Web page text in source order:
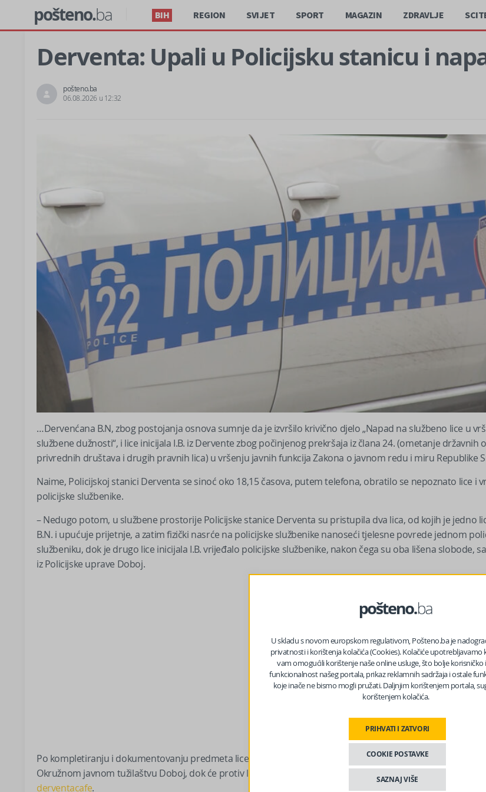
pošteno.ba BIH REGION SVIJET SPORT MAGAZIN ZDRAVLJE
Derventa: Upali u Policijsku stanicu i
pošteno.ba
06.08.2026 u 12:32
…Dervenćana B.N, zbog postojanja osnova sumnje da je izvršilo krivično djelo „Napad na službeno lice u
službene dužnosti“, i lice inicijala I.B. iz Dervente zbog počinjenog prekršaja iz člana 24. (ometanje državnih
privrednih društava i drugih pravnih lica) u vršenju javnih funkcija Zakona o javnom redu i miru Republike
Naime, Policijskoj stanici Derventa se sinoć oko 18,15 časova, putem telefona, obratilo se nepoznato lice i
policijske službenike.
– Nedugo potom, u službene prostorije Policijske stanice Derventa su pristupila dva lica, od kojih je jedno
B.N. i upućuje prijetnje, a zatim fizički nasrće na policijske službenike nanoseći tjelesne povrede jednom
službeniku, dok je drugo lice inicijala I.B. vrijeđalo policijske službenike, nakon čega su oba lišena slobode,
iz Policijske uprave Doboj.
Po kompletiranju i dokumentovanju predmeta lice inicijala B.N. će uz izvještaj o izvršenom krivičnim djelu
Okružnom javnom tužilaštvu Doboj, dok će protiv lica inicijala I.B. biti pokrenut prekršajni postupak, prenosi
derventacafe.
U skladu s novom europskom regulativom, Pošteno.ba je
privatnosti i korištenja kolačića (Cookies). Kolačiće upotrebljavamo
vam omogućili korištenje naše online usluge, što bolje korisničko
funkcionalnost našeg portala, prikaz reklamnih sadržaja i ostale
koje inače ne bismo mogli pružati. Daljnjim korištenjem portala,
korištenjem kolačića.
PRIHVATI I ZATVORI
COOKIE POSTAVKE
SAZNAJ VIŠE